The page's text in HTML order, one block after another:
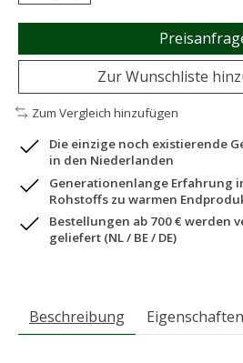
Zur Wunschliste
Zum Vergleich hinzufügen
Die einzige noch existierende
in den Niederlanden
Generationenlange Erfahrung
Rohstoffs zu warmen
Bestellungen ab 700 € werden
geliefert (NL / BE / DE)
Beschreibung Eigenschaften